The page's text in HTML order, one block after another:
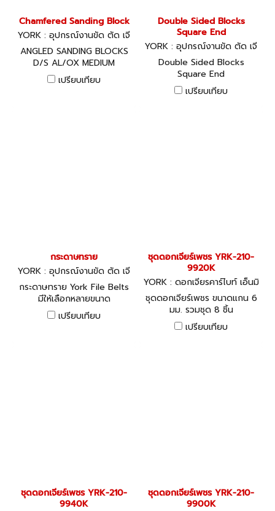
Chamfered Sanding Block
YORK : อุปกรณ์งานขัด ตัด เจี
ยร์
ANGLED SANDING BLOCKS
D/S AL/OX MEDIUM
เปรียบเทียบ
Double Sided Blocks
Square End
YORK : อุปกรณ์งานขัด ตัด เจี
ยร์
Double Sided Blocks
Square End
เปรียบเทียบ
กระดาษทราย
YORK : อุปกรณ์งานขัด ตัด เจี
ยร์
กระดาษทราย York File Belts
มีให้เลือกหลายขนาด
เปรียบเทียบ
ชุดดอกเจียร์เพชร YRK-210-
9920K
YORK : ดอกเจียรคาร์ไบท์ เอ็นมิ
ล / ดอกสว่าน คาร์ไบท YRK-21
0-9920K
ชุดดอกเจียร์เพชร ขนาดแกน 6
มม. รวมชุด 8 ชิ้น
เปรียบเทียบ
ชุดดอกเจียร์เพชร YRK-210-
9940K
ชุดดอกเจียร์เพชร YRK-210-
9900K